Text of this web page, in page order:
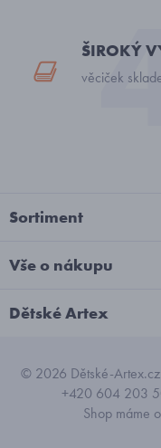
ŠIROKÝ
věciček
Sortiment
Vše o nákupu
Dětské Artex
© 2026 Dětské-
+420 604 203
Shop máme